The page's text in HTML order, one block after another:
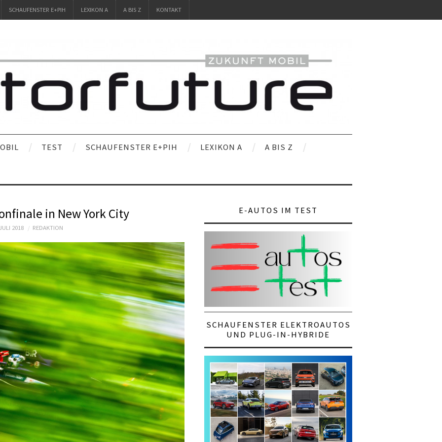
SCHAUFENSTER E+PIH LEXIKON A A BIS Z KONTAKT
TEST SCHAUFENSTER E+PIH LEXIKON A A BIS Z
in New York City
2018 REDAKTION
E-AUTOS IM TEST
SCHAUFENSTER ELEKTROAUTOS
UND PLUG-IN-HYBRIDE